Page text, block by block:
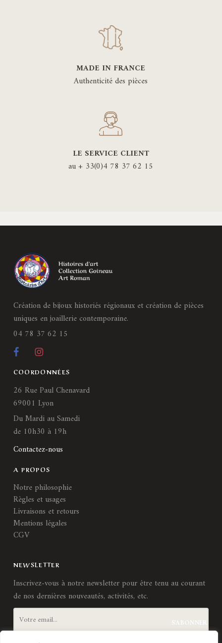
MADE IN FRANCE
Authenticité des pièces
LE SERVICE CLIENT
au + 33(0)4 78 37 62 15
Création de bijoux historiés régionaux et création de pièces
uniques en joaillerie contemporaine.
04 78 37 62 15
COORDONNÉES
26 Rue Paul Chenavard
69001 Lyon
Du Mardi au Samedi
de 10h30 à 19h
Contactez-nous
A PROPOS
Notre philosophie
Règles et usages
Livraisons et retours
Mentions légales
CGV
NEWSLETTER
Inscrivez-vous à notre newsletter pour être tenu au courant
de nos dernières nouveautés, activités, etc.